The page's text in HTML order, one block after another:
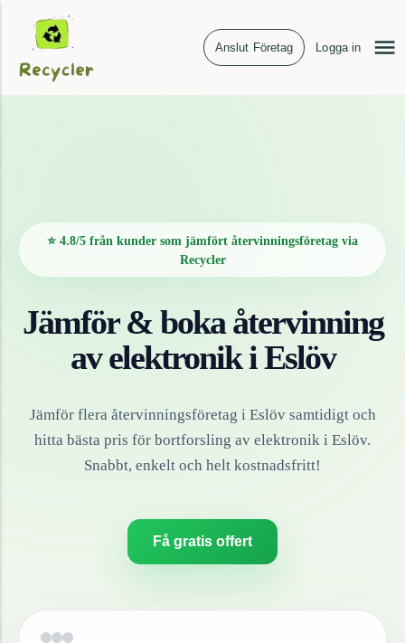
Anslut Företag Logga in
⭐ 4.8/5 från kunder som jämfört återvinningsföretag via
Recycler
Jämför & boka återvinning
avelektronikiEslöv
Jämför flera återvinningsföretag i Eslövsamtidigt och
hitta bästa pris för bortforsling av elektronik i Eslöv.
Snabbt, enkelt och helt kostnadsfritt!
Få gratis offert